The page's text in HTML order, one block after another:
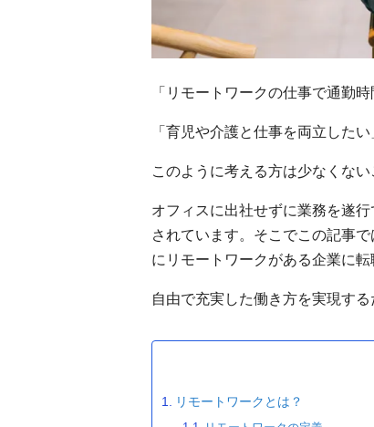
「リモートワークの仕事で通勤時
「育児や介護と仕事を両立したい
このように考える方は少なくない
オフィスに出社せずに業務を遂
されています。そこでこの記事
にリモートワークがある企業に
自由で充実した働き方を実現す
リモートワークとは？